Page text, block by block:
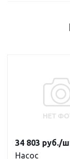
Насос
34 803 руб./